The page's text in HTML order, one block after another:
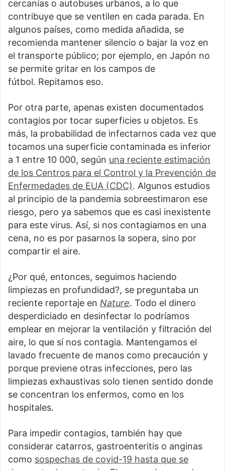
cercanías o autobuses urbanos, a lo que
contribuye que se ventilen en cada parada. En
algunos países, como medida añadida, se
recomienda mantener silencio o bajar la voz en
el transporte público; por ejemplo, en Japón no
se permite gritar en los campos de
fútbol. Repitamos eso.
Por otra parte, apenas existen documentados
contagios por tocar superficies u objetos. Es
más, la probabilidad de infectarnos cada vez que
tocamos una superficie contaminada es inferior
a 1 entre 10 000, según una reciente estimación
de los Centros para el Control y la Prevención de
Enfermedades de EUA (CDC). Algunos estudios
al principio de la pandemia sobreestimaron ese
riesgo, pero ya sabemos que es casi inexistente
para este virus. Así, si nos contagiamos en una
cena, no es por pasarnos la sopera, sino por
compartir el aire.
¿Por qué, entonces, seguimos haciendo
limpiezas en profundidad?, se preguntaba un
reciente reportaje en Nature. Todo el dinero
desperdiciado en desinfectar lo podríamos
emplear en mejorar la ventilación y filtración del
aire, lo que sí nos contagia. Mantengamos el
lavado frecuente de manos como precaución y
porque previene otras infecciones, pero las
limpiezas exhaustivas solo tienen sentido donde
se concentran los enfermos, como en los
hospitales.
Para impedir contagios, también hay que
considerar catarros, gastroenteritis o anginas
como sospechas de covid-19 hasta que se